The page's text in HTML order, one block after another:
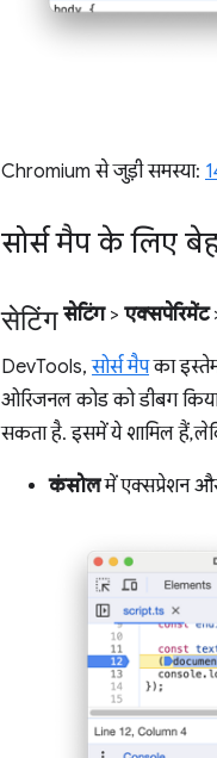
Chromium से जुड़ी समस्या:
सोर्स मैप के लिए
सेटिंग सेटिंग> एक्सपेरिमेंट
DevTools,सोर्स मैपका
ओरिजनल कोड को डीबग
सकता है. इसमें ये शामिल हैं,
कंसोलमें एक्सप्रेशन